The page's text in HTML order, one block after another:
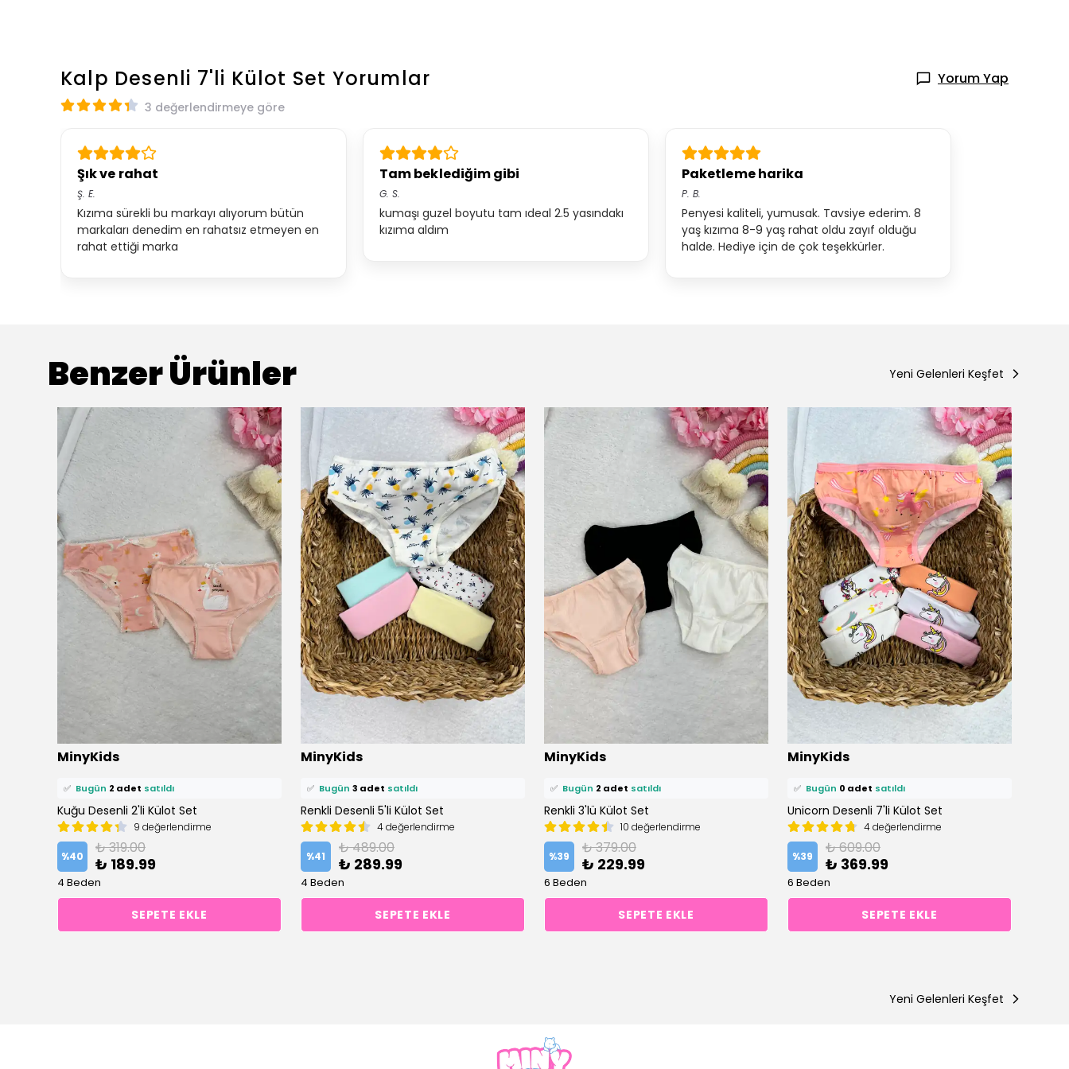
Kalp Desenli 7'li Külot Set Yorumlar Yorum Yap
3 değerlendirmeye göre
Şık ve rahat
Ş. E.
Kızıma sürekli bu markayı alıyorum bütün
markaları denedim en rahatsız etmeyen en
rahat ettiği marka
Tam beklediğim gibi
G. S.
kumaşı guzel boyutu tam ıdeal 2.5 yasındakı
kızıma aldım
Paketleme harika
P. B.
Penyesi kaliteli, yumusak. Tavsiye ederim. 8
yaş kızıma 8-9 yaş rahat oldu zayıf olduğu
halde. Hediye için de çok teşekkürler.
Benzer Ürünler Yeni Gelenleri Keşfet
MinyKids
⭐️ Bu ürünü7 kişifavoriledi!
4 kişi
✅ Bugün 2 adet satıldı
Kuğu Desenli 2'li Külot Set
9 değerlendirme
%40 ₺ 319.00
₺ 189.99
4 Beden
SEPETE EKLE
MinyKids
⭐️ Bu ürünü6 kişi
favoriledi!
5 kişi
✅ Bugün 3 adet satıldı
Renkli Desenli 5'li Külot Set
4 değerlendirme
%41 ₺ 489.00
₺ 289.99
4 Beden
SEPETE EKLE
MinyKids
⭐️ Bu ürünü6 kişifavoriledi!
3 kişi
✅ Bugün 2 adet satıldı
Renkli 3'lü Külot Set
10 değerlendirme
%39 ₺ 379.00
₺ 229.99
6 Beden
SEPETE EKLE
MinyKids
⭐️ Bu ürünü4 kişifavoriledi!
3 kişi
✅ Bugün 0 adet satıldı
Unicorn Desenli 7'li Külot Set
4 değerlendirme
%39 ₺ 609.00
₺ 369.99
6 Beden
SEPETE EKLE
Yeni Gelenleri Keşfet